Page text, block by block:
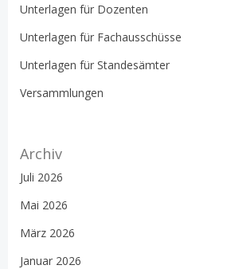
Unterlagen für Dozenten
Unterlagen für Fachausschüsse
Unterlagen für Standesämter
Versammlungen
Archiv
Juli 2026
Mai 2026
März 2026
Januar 2026